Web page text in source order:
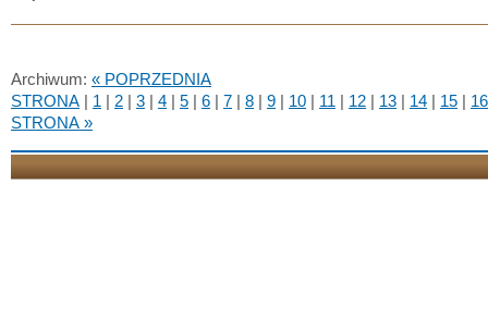
Archiwum: « POPRZEDNIA
STRONA | 1 | 2 | 3 | 4 | 5 | 6 | 7 | 8 | 9 | 10 | 11 | 12 | 13 | 14 | 15 | 16
STRONA »